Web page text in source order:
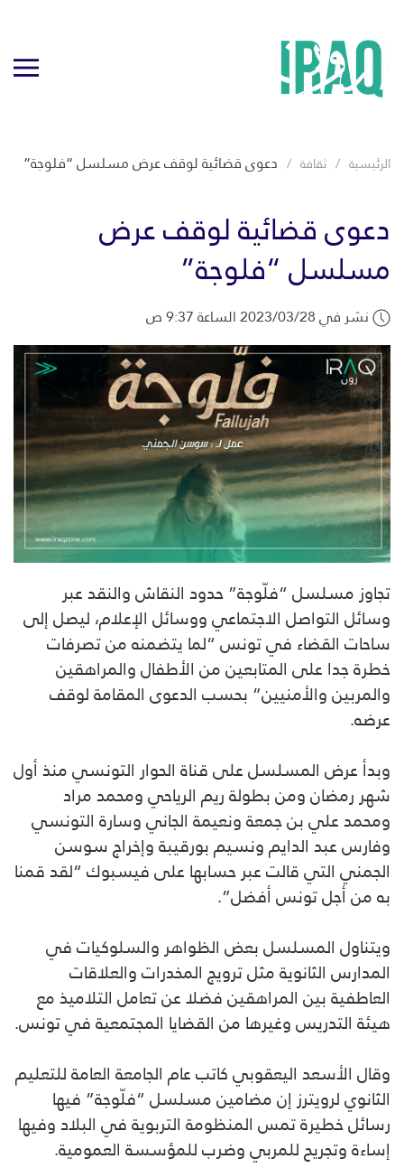
الرئيسية ثقافة دعوى قضائية لوقف عرض مسلسل “فلوجة”
دعوى قضائية لوقف عرض
مسلسل “فلوجة”
نشر في 2023/03/28 الساعة 9:37 ص
تجاوز مسلسل “فلّوجة” حدود النقاش والنقد عبر
وسائل التواصل الاجتماعي ووسائل الإعلام، ليصل إلى
ساحات القضاء في تونس “لما يتضمنه من تصرفات
خطرة جدا على المتابعين من الأطفال والمراهقين
والمربين والأمنيين” بحسب الدعوى المقامة لوقف
عرضه.
وبدأ عرض المسلسل على قناة الحوار التونسي منذ أول
شهر رمضان ومن بطولة ريم الرياحي ومحمد مراد
ومحمد علي بن جمعة ونعيمة الجاني وسارة التونسي
وفارس عبد الدايم ونسيم بورقيبة وإخراج سوسن
الجمني التي قالت عبر حسابها على فيسبوك “لقد قمنا
به من أجل تونس أفضل”.
ويتناول المسلسل بعض الظواهر والسلوكيات في
المدارس الثانوية مثل ترويج المخدرات والعلاقات
العاطفية بين المراهقين فضلا عن تعامل التلاميذ مع
هيئة التدريس وغيرها من القضايا المجتمعية في تونس.
وقال الأسعد اليعقوبي كاتب عام الجامعة العامة للتعليم
الثانوي لرويترز إن مضامين مسلسل “فلّوجة” فيها
رسائل خطيرة تمس المنظومة التربوية في البلاد وفيها
إساءة وتجريح للمربي وضرب للمؤسسة العمومية.